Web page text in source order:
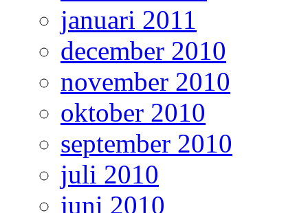
januari 2011
december 2010
november 2010
oktober 2010
september 2010
juli 2010
juni 2010